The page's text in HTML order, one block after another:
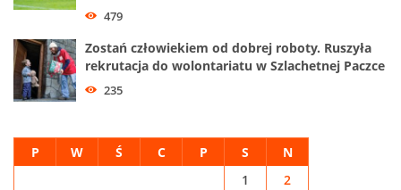
479
Zostań człowiekiem od dobrej roboty. Ruszyła
rekrutacja do wolontariatu w Szlachetnej Paczce
235
P W Ś C P S N
1
2